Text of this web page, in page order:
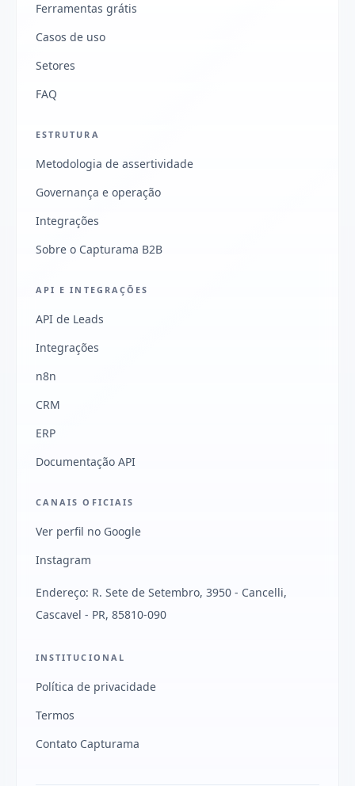
Ferramentas grátis
Casos de uso
Setores
FAQ
ESTRUTURA
Metodologia de assertividade
Governança e operação
Integrações
Sobre o Capturama B2B
API E INTEGRAÇÕES
API de Leads
Integrações
n8n
CRM
ERP
Documentação API
CANAIS OFICIAIS
Ver perfil no Google
Instagram
Endereço: R. Sete de Setembro, 3950 - Cancelli,
Cascavel - PR, 85810-090
INSTITUCIONAL
Política de privacidade
Termos
Contato Capturama